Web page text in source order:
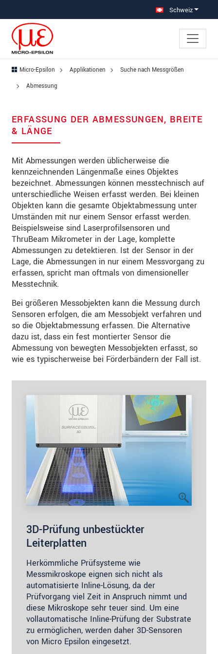
Schweiz
Micro-Epsilon Applikationen
Suche nach Messgrößen
Abmessung
ERFASSUNG DER ABMESSUNGEN, BREITE
& LÄNGE
Mit Abmessungen werden üblicherweise die
kennzeichnenden Längenmaße eines Objektes
bezeichnet. Abmessungen können messtechnisch auf
unterschiedliche Weisen erfasst werden. Bei kleinen
Objekten kann die gesamte Objektabmessung unter
Umständen mit nur einem Sensor erfasst werden.
Beispielsweise sind Laserprofilsensoren und
ThruBeam Mikrometer in der Lage, komplette
Abmessungen zu detektieren. Ist der Sensor in der
Lage, die Abmessungen in nur einem Messvorgang zu
erfassen, spricht man oftmals von dimensioneller
Messtechnik.
Bei größeren Messobjekten kann die Messung durch
Sensoren erfolgen, die am Messobjekt verfahren und
so die Objektabmessung erfassen. Die Alternative
dazu ist, dass ein fest montierter Sensor die
Abmessung von bewegten Messobjekten erfasst, so
wie es typischerweise bei Förderbändern der Fall ist.
3D-Prüfung unbestückter
Leiterplatten
Herkömmliche Prüfsysteme wie
Messmikroskope eignen sich nicht als
automatisierte Inline-Lösung, da der
Prüfvorgang viel Zeit in Anspruch nimmt und
diese Mikroskope sehr teuer sind. Um eine
vollautomatische Inline-Prüfung der Substrate
zu ermöglichen, werden daher 3D-Sensoren
von Micro Epsilon eingesetzt.